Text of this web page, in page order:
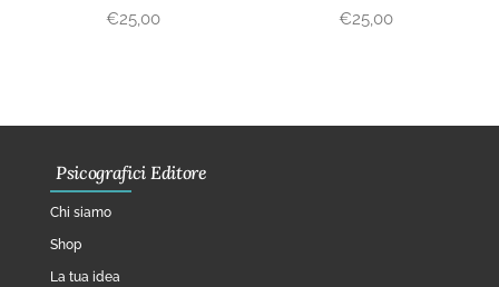
€25,00 €25,00
Psicografici Editore
Chi siamo
Shop
La tua idea